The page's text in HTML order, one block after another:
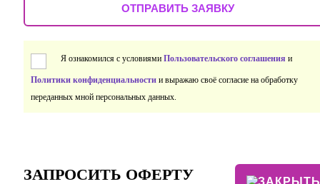
Я ознакомился с условиями Пользовательского соглашения и
Политики конфиденциальности и выражаю своё согласие на обработку
переданных мной персональных данных.
ЗАПРОСИТЬ ОФЕРТУ